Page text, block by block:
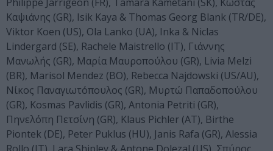
Καψιάνης (GR), Isik Kaya & Thomas Georg Blank (TR/DE),
Viktor Koen (US), Ola Lanko (UA), Inka & Niclas
Lindergard (SE), Rachele Maistrello (IT), Γιάννης
Μανωλής (GR), Μαρία Μαυροπούλου (GR), Livia Melzi
(BR), Marisol Mendez (BO), Rebecca Najdowski (US/AU),
Νίκος Παναγιωτόπουλος (GR), Μυρτώ Παπαδοπούλου
(GR), Kosmas Pavlidis (GR), Antonia Petriti (GR),
Πηνελόπη Πετσίνη (GR), Klaus Pichler (AT), Birthe
Piontek (DE), Peter Puklus (HU), Janis Rafa (GR), Alessia